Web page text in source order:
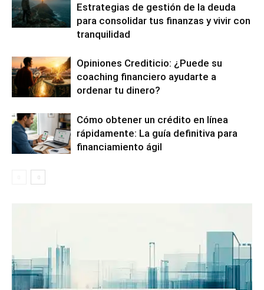
Estrategias de gestión de la deuda
para consolidar tus finanzas y vivir con
tranquilidad
Opiniones Crediticio: ¿Puede su
coaching financiero ayudarte a
ordenar tu dinero?
Cómo obtener un crédito en línea
rápidamente: La guía definitiva para
financiamiento ágil